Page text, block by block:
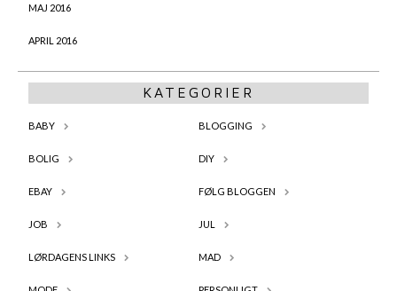
MAJ 2016
APRIL 2016
KATEGORIER
BABY BLOGGING
BOLIG DIY
EBAY FØLG BLOGGEN
JOB JUL
LØRDAGENS LINKS MAD